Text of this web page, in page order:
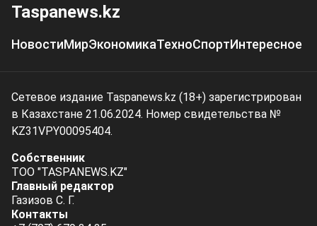
Taspanews.kz
НовостиМирЭкономикаТехноСпортИнтересное
Сетевое издание Taspanews.kz (18+) зарегистрирован
в Казахстане 21.06.2024. Номер свидетельства №
KZ31VPY00095404.
Собственник
ТОО "TASPANEWS.KZ"
Главный редактор
Газизов С. Г.
Контакты